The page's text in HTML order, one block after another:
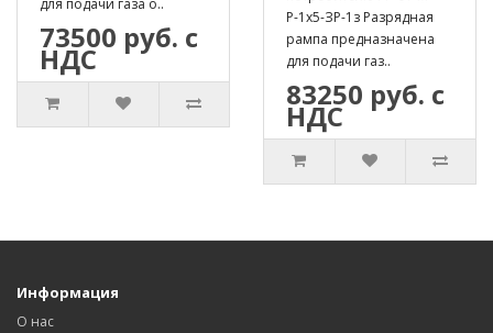
73500 руб. с
НДС
Р-1х5-ЗР-1з Разрядная
рампа предназначена
для подачи газ..
83250 руб. с
НДС
Информация
О нас